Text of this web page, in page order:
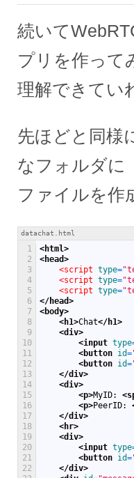
続いて
プリを作って
理解できてい
先ほどと同様
なフォルダに
ファイルを作
datachat.html
1
2
3
4
5
6
7
8
9
10
11
12
13
14
15
16
17
18
19
20
21
22
<html>
<head>
<script type=
<script type=
<script type=
</head>
<body>
<h1>Chat</h1>
<div>
<input type
<button id=
<button id=
</div>
<div>
<p>MyID:
<p>PeerID:
</div>
<hr>
<div>
<input type
<button id=
</div>